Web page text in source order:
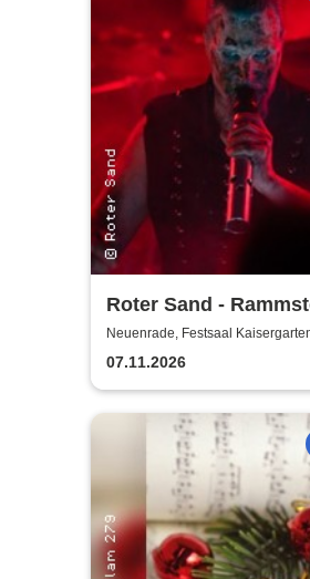
Roter Sand -
Tribute - präsentiert
Kaisergarten
Neuenrade, Festsaal
07.11.2026